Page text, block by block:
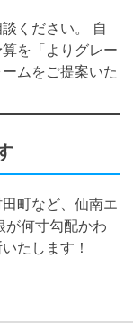
ください。 自
を「よりグレー
ムをご提案いた
町など、仙南エ
が何寸勾配かわ
たします！